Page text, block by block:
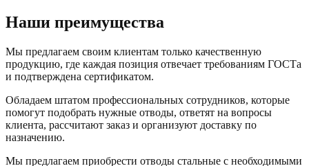
Наши преимущества
Мы предлагаем своим клиентам только качественную
продукцию, где каждая позиция отвечает требованиям ГОСТа
и подтверждена сертификатом.
Обладаем штатом профессиональных сотрудников, которые
помогут подобрать нужные отводы, ответят на вопросы
клиента, рассчитают заказ и организуют доставку по
назначению.
Мы предлагаем приобрести отводы стальные с необходимыми